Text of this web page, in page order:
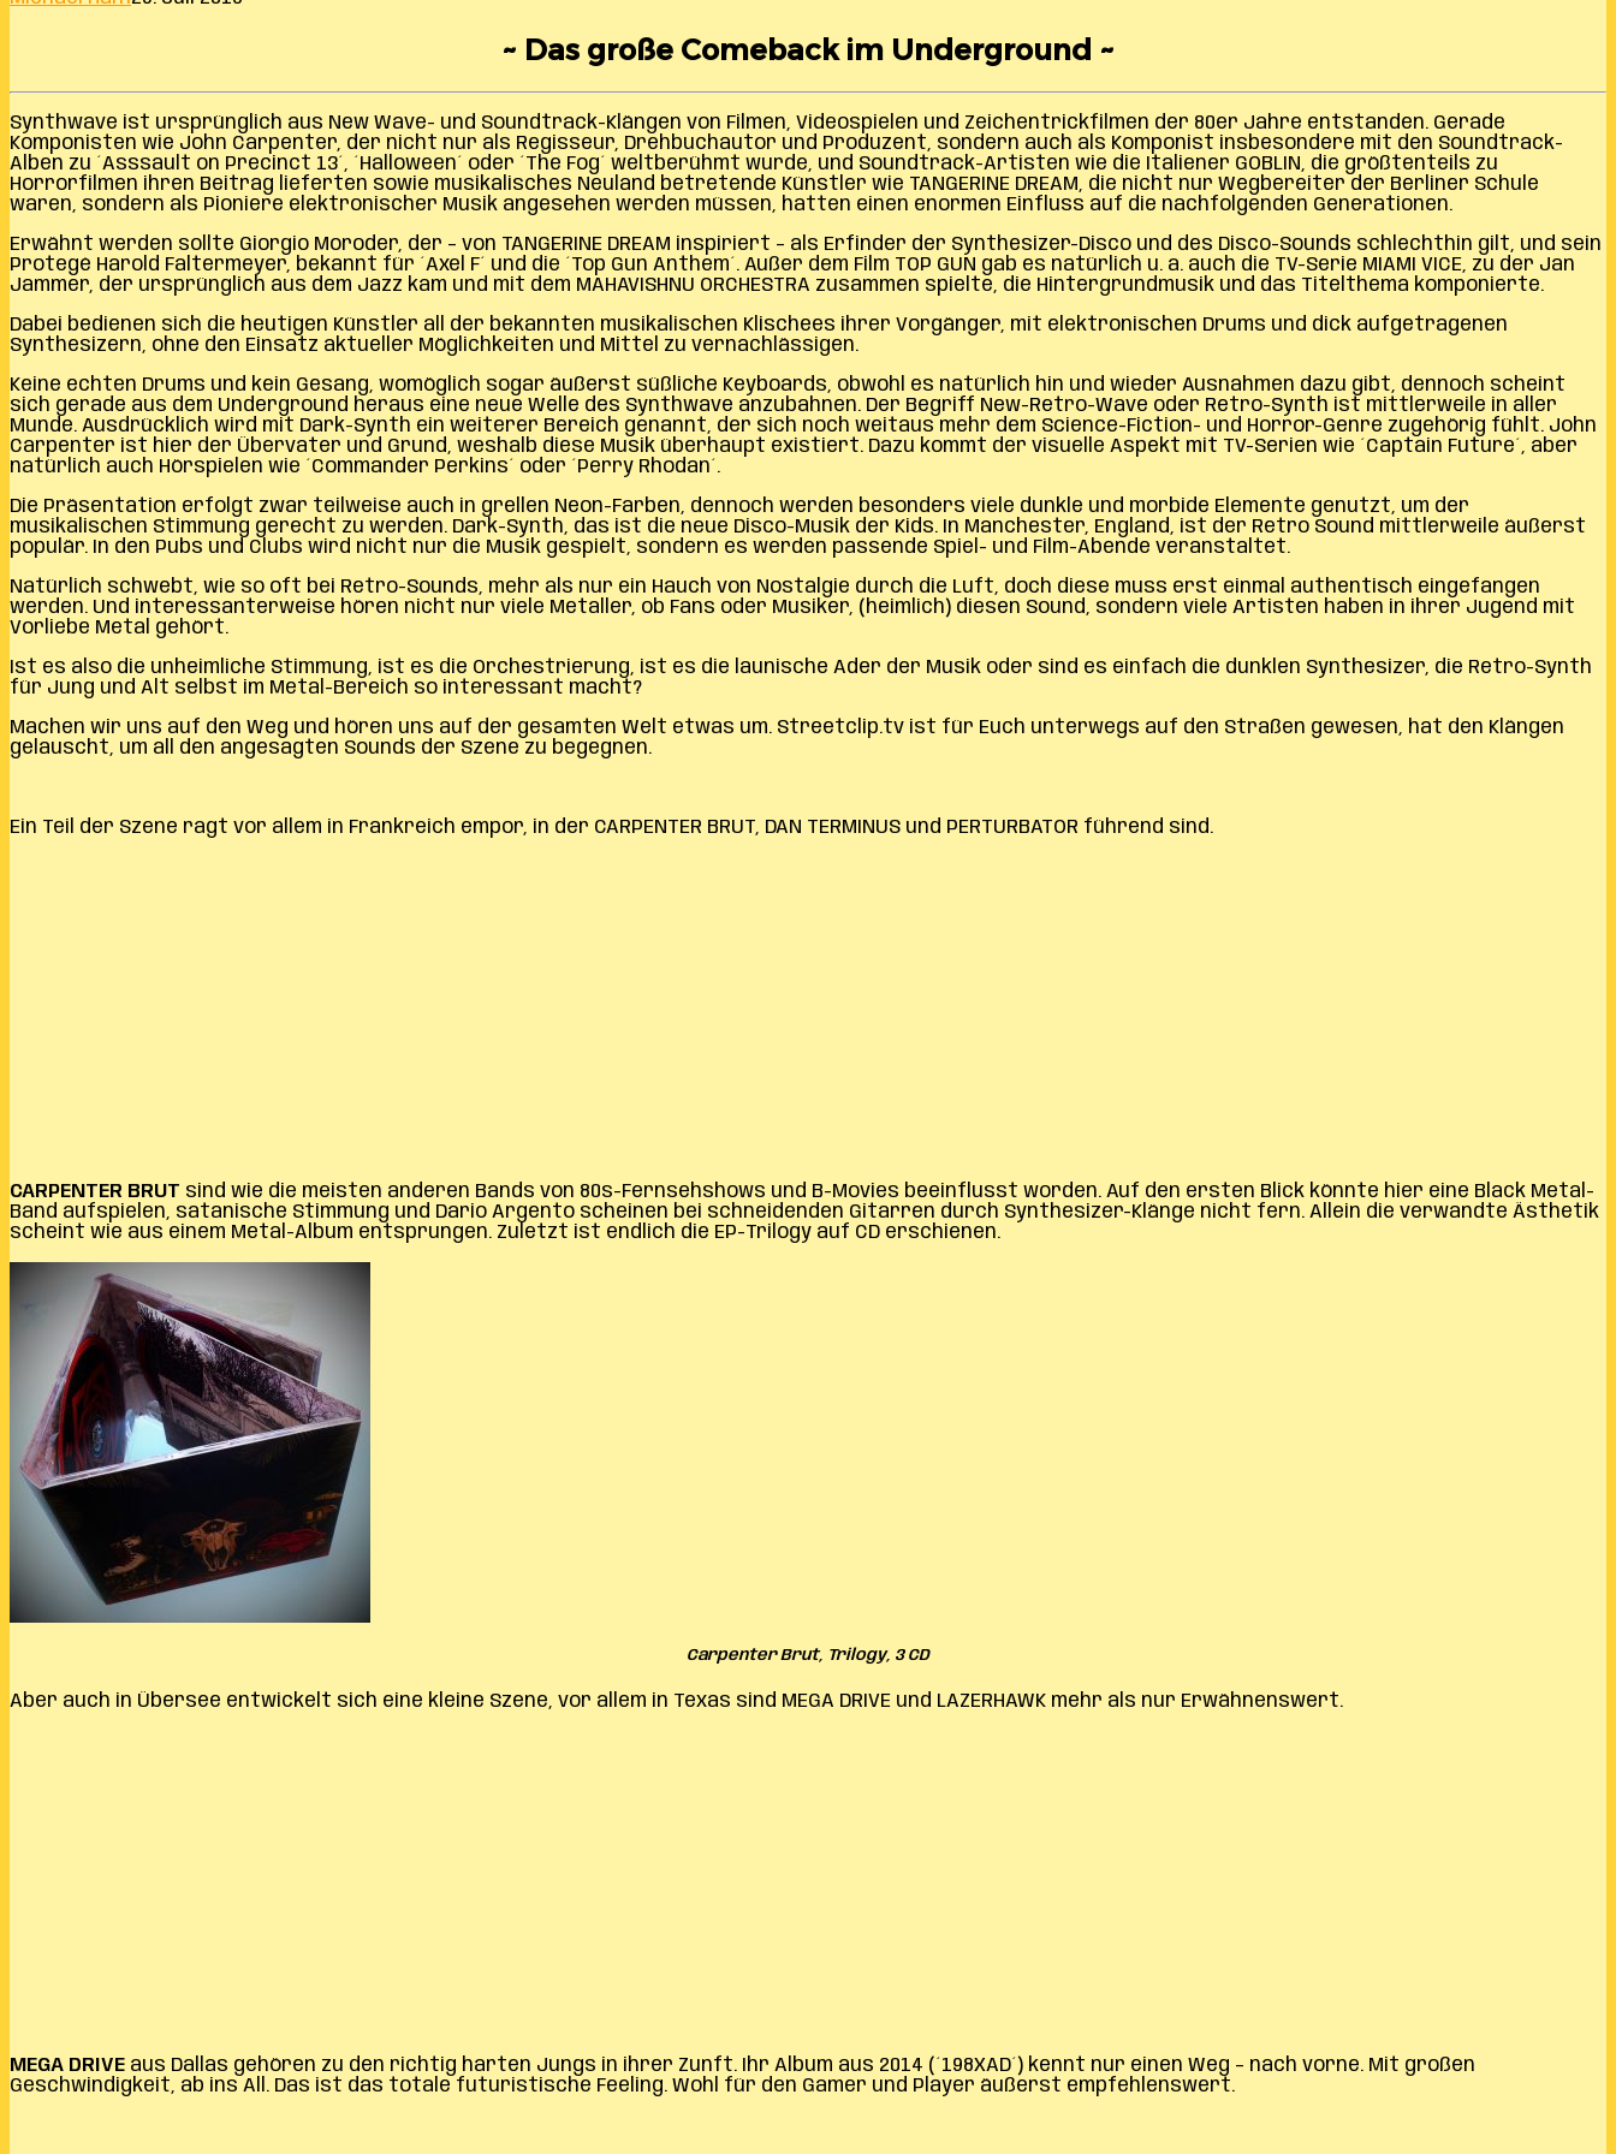
~ Das große Comeback im Underground ~
Synthwave ist ursprünglich aus New Wave- und Soundtrack-Klängen von Filmen, Videospielen und Zeichentrickfilmen der 80er Jahre entstanden. Gerade
Komponisten wie John Carpenter, der nicht nur als Regisseur, Drehbuchautor und Produzent, sondern auch als Komponist insbesondere mit den Soundtrack-
Alben zu ´Asssault on Precinct 13´, ´Halloween´ oder ´The Fog´ weltberühmt wurde, und Soundtrack-Artisten wie die Italiener GOBLIN, die größtenteils zu
Horrorfilmen ihren Beitrag lieferten sowie musikalisches Neuland betretende Künstler wie TANGERINE DREAM, die nicht nur Wegbereiter der Berliner Schule
waren, sondern als Pioniere elektronischer Musik angesehen werden müssen, hatten einen enormen Einfluss auf die nachfolgenden Generationen.
Erwähnt werden sollte Giorgio Moroder, der – von TANGERINE DREAM inspiriert – als Erfinder der Synthesizer-Disco und des Disco-Sounds schlechthin gilt, und sein
Protegé Harold Faltermeyer, bekannt für ´Axel F´ und die ´Top Gun Anthem´. Außer dem Film TOP GUN gab es natürlich u. a. auch die TV-Serie MIAMI VICE, zu der Jan
Jammer, der ursprünglich aus dem Jazz kam und mit dem MAHAVISHNU ORCHESTRA zusammen spielte, die Hintergrundmusik und das Titelthema komponierte.
Dabei bedienen sich die heutigen Künstler all der bekannten musikalischen Klischees ihrer Vorgänger, mit elektronischen Drums und dick aufgetragenen
Synthesizern, ohne den Einsatz aktueller Möglichkeiten und Mittel zu vernachlässigen.
Keine echten Drums und kein Gesang, womöglich sogar äußerst süßliche Keyboards, obwohl es natürlich hin und wieder Ausnahmen dazu gibt, dennoch scheint
sich gerade aus dem Underground heraus eine neue Welle des Synthwave anzubahnen. Der Begriff New-Retro-Wave oder Retro-Synth ist mittlerweile in aller
Munde. Ausdrücklich wird mit Dark-Synth ein weiterer Bereich genannt, der sich noch weitaus mehr dem Science-Fiction- und Horror-Genre zugehörig fühlt. John
Carpenter ist hier der Übervater und Grund, weshalb diese Musik überhaupt existiert. Dazu kommt der visuelle Aspekt mit TV-Serien wie ´Captain Future´, aber
natürlich auch Hörspielen wie ´Commander Perkins´ oder ´Perry Rhodan´.
Die Präsentation erfolgt zwar teilweise auch in grellen Neon-Farben, dennoch werden besonders viele dunkle und morbide Elemente genutzt, um der
musikalischen Stimmung gerecht zu werden. Dark-Synth, das ist die neue Disco-Musik der Kids. In Manchester, England, ist der Retro Sound mittlerweile äußerst
populär. In den Pubs und Clubs wird nicht nur die Musik gespielt, sondern es werden passende Spiel- und Film-Abende veranstaltet.
Natürlich schwebt, wie so oft bei Retro-Sounds, mehr als nur ein Hauch von Nostalgie durch die Luft, doch diese muss erst einmal authentisch eingefangen
werden. Und interessanterweise hören nicht nur viele Metaller, ob Fans oder Musiker, (heimlich) diesen Sound, sondern viele Artisten haben in ihrer Jugend mit
Vorliebe Metal gehört.
Ist es also die unheimliche Stimmung, ist es die Orchestrierung, ist es die launische Ader der Musik oder sind es einfach die dunklen Synthesizer, die Retro-Synth
für Jung und Alt selbst im Metal-Bereich so interessant macht?
Machen wir uns auf den Weg und hören uns auf der gesamten Welt etwas um. Streetclip.tv ist für Euch unterwegs auf den Straßen gewesen, hat den Klängen
gelauscht, um all den angesagten Sounds der Szene zu begegnen.
Ein Teil der Szene ragt vor allem in Frankreich empor, in der CARPENTER BRUT, DAN TERMINUS und PERTURBATOR führend sind.
CARPENTER BRUT sind wie die meisten anderen Bands von 80s-Fernsehshows und B-Movies beeinflusst worden. Auf den ersten Blick könnte hier eine Black Metal-
Band aufspielen, satanische Stimmung und Dario Argento scheinen bei schneidenden Gitarren durch Synthesizer-Klänge nicht fern. Allein die verwandte Ästhetik
scheint wie aus einem Metal-Album entsprungen. Zuletzt ist endlich die EP-Trilogy auf CD erschienen.
Carpenter Brut, Trilogy, 3 CD
Aber auch in Übersee entwickelt sich eine kleine Szene, vor allem in Texas sind MEGA DRIVE und LAZERHAWK mehr als nur Erwähnenswert.
MEGA DRIVE aus Dallas gehören zu den richtig harten Jungs in ihrer Zunft. Ihr Album aus 2014 (´198XAD´) kennt nur einen Weg – nach vorne. Mit großen
Geschwindigkeit, ab ins All. Das ist das totale futuristische Feeling. Wohl für den Gamer und Player äußerst empfehlenswert.